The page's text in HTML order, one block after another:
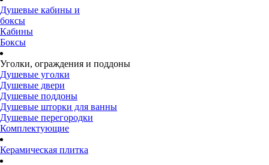
Душевые кабины и
боксы
Кабины
Боксы
Уголки, ограждения и поддоны
Душевые уголки
Душевые двери
Душевые поддоны
Душевые шторки для ванны
Душевые перегородки
Комплектующие
Керамическая плитка